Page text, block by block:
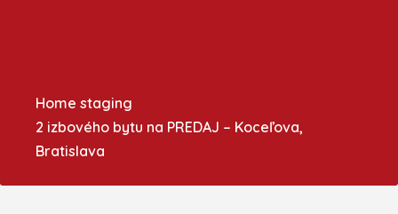
Home staging
2 izbového bytu na PREDAJ – Koceľova,
Bratislava